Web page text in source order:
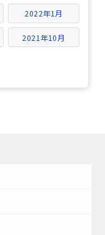
2022年1月
2021年10月